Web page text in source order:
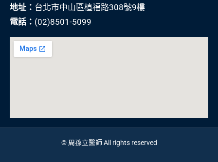
地址： 台北市中山區植福路308號9樓
電話： (02)8501-5099
© 周孫立醫師 All rights reserved